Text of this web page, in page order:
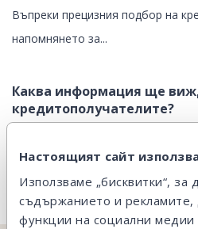
Настоящият сайт
Използваме „бисквитки“, за
съдържанието и рекламите,
функции на социални медии
Въпреки прецизния подбор на
напомнянето за...
Каква информация ще
кредитополучателите?
анонимен вид ...